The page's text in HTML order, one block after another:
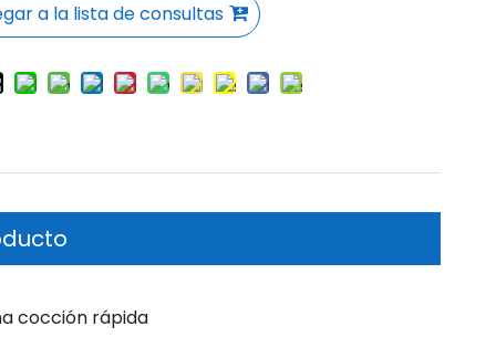
a la lista de consultas
cocción rápida